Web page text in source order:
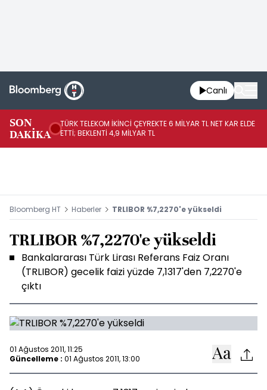
Canlı
SON
DAKİKA
TÜRK TELEKOM İKİNCİ ÇEYREKTE 6 MİLYAR TL NET KAR ELDE
ETTİ; BEKLENTİ 4,9 MİLYAR TL
Bloomberg HT Haberler TRLIBOR %7,2270'e yükseldi
TRLIBOR %7,2270'e yükseldi
Bankalararası Türk Lirası Referans Faiz Oranı
(TRLIBOR) gecelik faizi yüzde 7,1317'den 7,2270'e
çıktı
01 Ağustos 2011, 11:25
Güncelleme : 01 Ağustos 2011, 13:00